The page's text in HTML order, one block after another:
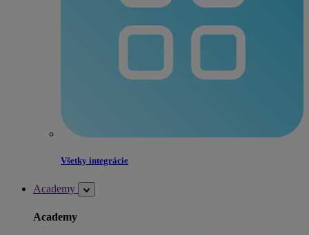
Všetky integrácie
Academy
Academy